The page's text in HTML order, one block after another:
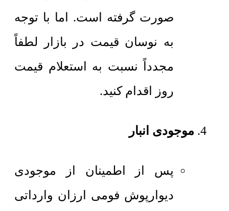
صورت گرفته است. اما با توجه
به نوسان قیمت در بازار لطفاً
مجدداً نسبت به استعلام قیمت
روز اقدام کنید.
موجودی انبار
پس از اطمینان از موجودی
دیوارپوش فومی ارزان وارداتی